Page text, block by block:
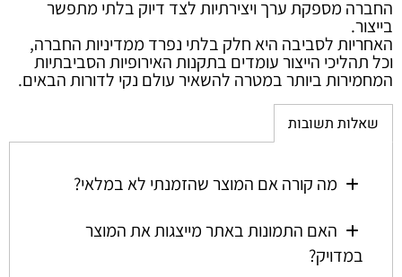
החברה מספקת ערך ויצירתיות לצד דיוק בלתי מתפשר
בייצור.
האחריות לסביבה היא חלק בלתי נפרד ממדיניות החברה,
וכל תהליכי הייצור עומדים בתקנות האירופיות הסביבתיות
המחמירות ביותר במטרה להשאיר עולם נקי לדורות הבאים.
שאלות תשובות
מה קורה אם המוצר שהזמנתי לא במלאי?
האם התמונות באתר מייצגות את המוצר
במדויק?